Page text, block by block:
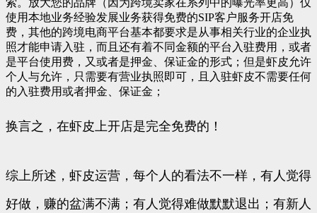
使用本地业务经验发展业务获得免费的SIP客户服务开店免
费，其他的跨境电商平台基本都要求是从事相关行业的企业执
照才能申请入驻，而且还有着不同金额的平台入驻费用，或者
是平台使用费，又或者是押金、保证金的形式；但是虾皮允许
个人与允许，只需要有营业执照即可，且入驻虾皮不需要任何
的入驻费用或者押金、保证金；
换言之，在虾皮上开店是完全免费的！
综上所述，虾皮运营，每个人的看法不一样，有人觉得
好做，赚的盆满不满；有人觉得难做默默退出；有新人